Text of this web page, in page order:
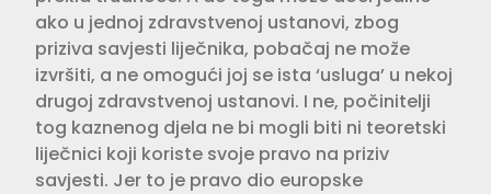
ako u jednoj zdravstvenoj ustanovi, zbog
priziva savjesti liječnika, pobačaj ne može
izvršiti, a ne omogući joj se ista ‘usluga’ u nekoj
drugoj zdravstvenoj ustanovi. I ne, počinitelji
tog kaznenog djela ne bi mogli biti ni teoretski
liječnici koji koriste svoje pravo na priziv
savjesti. Jer to je pravo dio europske